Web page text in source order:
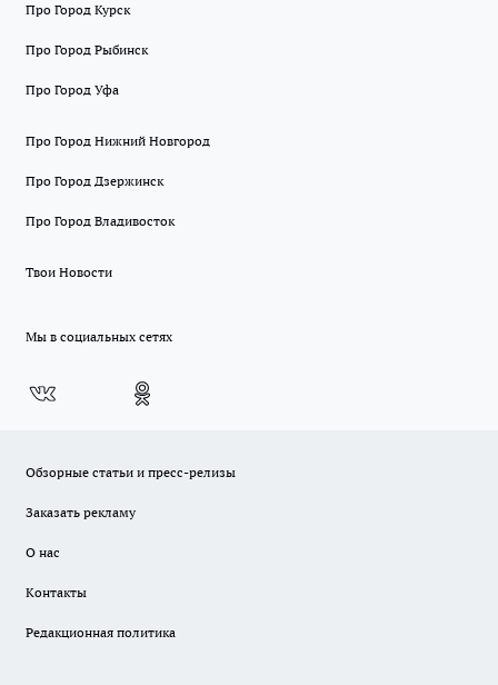
Про Город Курск
Про Город Рыбинск
Про Город Уфа
Про Город Нижний Новгород
Про Город Дзержинск
Про Город Владивосток
Твои Новости
Мы в социальных сетях
Обзорные статьи и пресс-релизы
Заказать рекламу
О нас
Контакты
Редакционная политика